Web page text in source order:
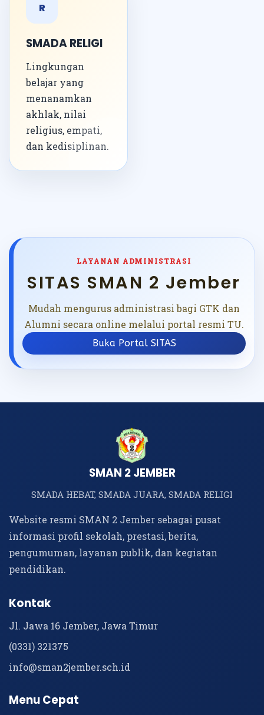
R
SMADA RELIGI
Lingkungan
belajar yang
menanamkan
akhlak, nilai
religius, empati,
dan kedisiplinan.
LAYANAN ADMINISTRASI
SITAS SMAN 2 Jember
Mudah mengurus administrasi bagi GTK dan
Alumni secara online melalui portal resmi TU.
Buka Portal SITAS
SMAN 2 JEMBER
SMADA HEBAT, SMADA JUARA, SMADA RELIGI
Website resmi SMAN 2 Jember sebagai pusat
informasi profil sekolah, prestasi, berita,
pengumuman, layanan publik, dan kegiatan
pendidikan.
Kontak
Jl. Jawa 16 Jember, Jawa Timur
(0331) 321375
info@sman2jember.sch.id
Menu Cepat